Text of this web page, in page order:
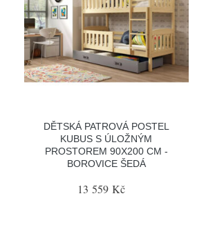
DĚTSKÁ PATROVÁ POSTEL
KUBUS S ÚLOŽNÝM
PROSTOREM 90X200 CM -
BOROVICE ŠEDÁ
13 559 Kč